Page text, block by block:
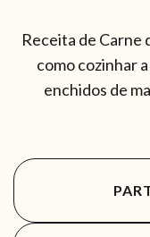
Receita de Carne
como cozinhar
enchidos de